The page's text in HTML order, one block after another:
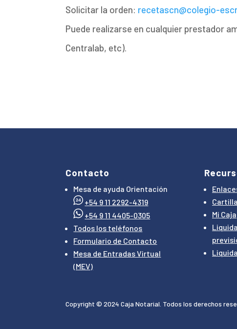
Solicitar la orden: recetascn@colegio-
Puede realizarse en cualquier prestador
Centralab, etc).
Contacto
Mesa de ayuda Orientación
+54 9 11 2292-4319
+54 9 11 4405-0305
Todos los teléfonos
Formulario de Contacto
Mesa de Entradas Virtual
(MEV)
Mi Caja
Copyright © 2024 Caja Notarial. Todos los derechos